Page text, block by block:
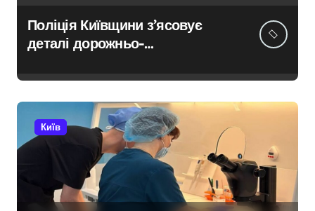
Поліція Київщини з’ясовує
деталі дорожньо-
Щербаки за участю двох
неповнолітніх постраждалих
Київ